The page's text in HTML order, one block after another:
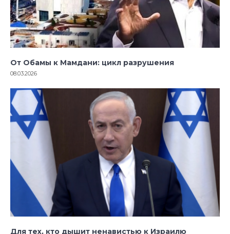
От Обамы к Мамдани: цикл разрушения
08.03.2026
Для тех, кто дышит ненавистью к Израилю